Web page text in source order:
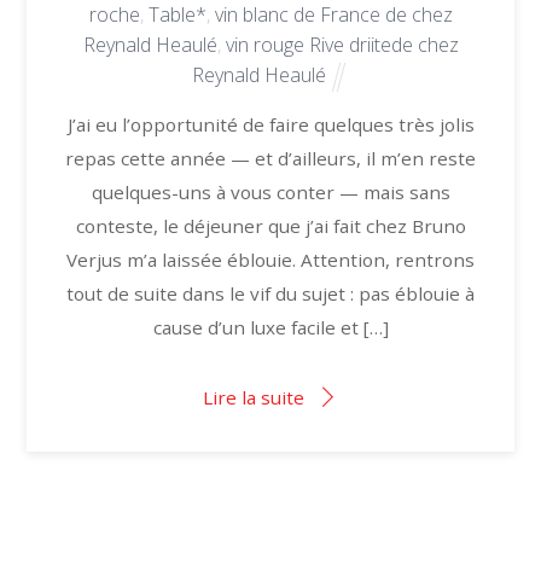
roche, Table*, vin blanc de France de chez
Reynald Heaulé, vin rouge Rive driitede chez
Reynald Heaulé
J’ai eu l’opportunité de faire quelques très jolis
repas cette année — et d’ailleurs, il m’en reste
quelques-uns à vous conter — mais sans
conteste, le déjeuner que j’ai fait chez Bruno
Verjus m’a laissée éblouie. Attention, rentrons
tout de suite dans le vif du sujet : pas éblouie à
cause d’un luxe facile et […]
Lire la suite